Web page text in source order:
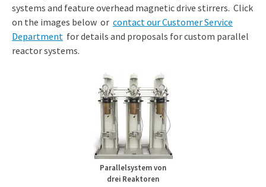
systems and feature overhead magnetic drive stirrers. Click
on the images below or contact our Customer Service
Department for details and proposals for custom parallel
reactor systems.
Parallelsystem von
drei Reaktoren